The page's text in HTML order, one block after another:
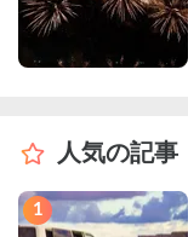
人気の記事
1